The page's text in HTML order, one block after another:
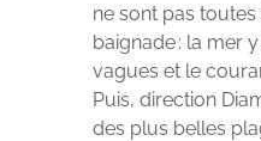
ne sont pas
baignade : la mer
vagues et le
Puis, direction
des plus belles